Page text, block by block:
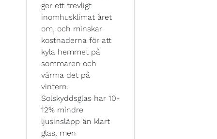
ger ett trevligt
inomhusklimat året
om, och minskar
kostnaderna för att
kyla hemmet på
sommaren och
värma det på
vintern.
Solskyddsglas har 10-
12% mindre
ljusinsläpp än klart
glas, men